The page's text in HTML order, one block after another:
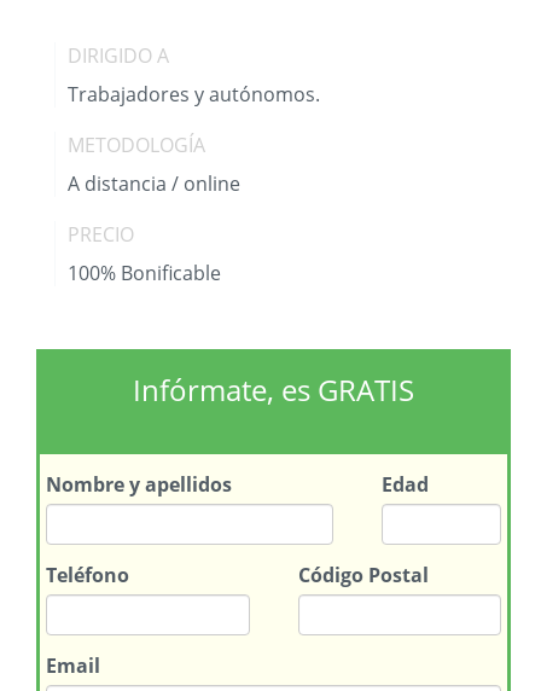
DIRIGIDO A
Trabajadores y autónomos.
METODOLOGÍA
A distancia / online
PRECIO
100% Bonificable
Infórmate, es GRATIS
Nombrey apellidos Edad
Teléfono Código Postal
Email